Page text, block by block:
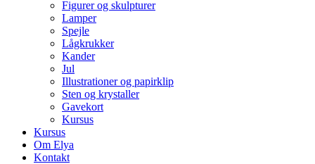
Figurer og skulpturer
Lamper
Spejle
Lågkrukker
Kander
Jul
Illustrationer og papirklip
Sten og krystaller
Gavekort
Kursus
Kursus
Om Elya
Kontakt